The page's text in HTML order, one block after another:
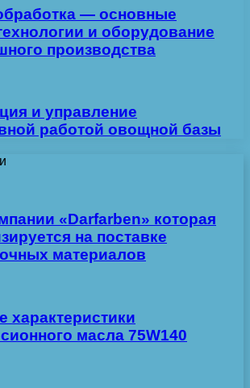
— основные
и оборудование
производства
и управление
работой овощной базы
«Darfarben» которая
на поставке
материалов
характеристики
масла 75W140